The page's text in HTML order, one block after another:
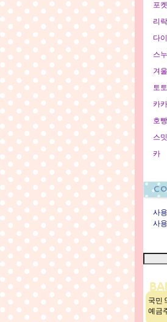
포
리
다
스
겨
토
카
호
스
카
사
사
국민
예금